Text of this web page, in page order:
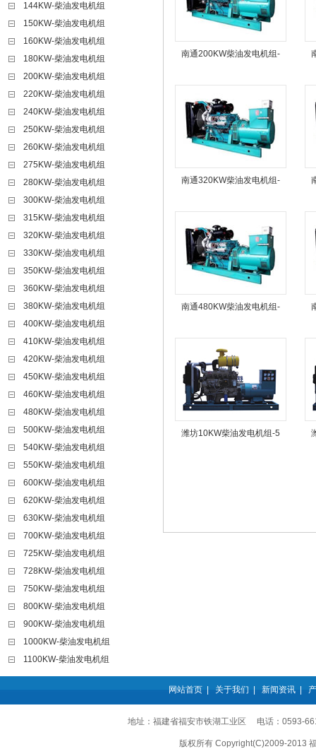
144KW-柴油发电机组
150KW-柴油发电机组
160KW-柴油发电机组
180KW-柴油发电机组
200KW-柴油发电机组
220KW-柴油发电机组
240KW-柴油发电机组
250KW-柴油发电机组
260KW-柴油发电机组
275KW-柴油发电机组
280KW-柴油发电机组
300KW-柴油发电机组
315KW-柴油发电机组
320KW-柴油发电机组
330KW-柴油发电机组
350KW-柴油发电机组
360KW-柴油发电机组
380KW-柴油发电机组
400KW-柴油发电机组
410KW-柴油发电机组
420KW-柴油发电机组
450KW-柴油发电机组
460KW-柴油发电机组
480KW-柴油发电机组
500KW-柴油发电机组
540KW-柴油发电机组
550KW-柴油发电机组
600KW-柴油发电机组
620KW-柴油发电机组
630KW-柴油发电机组
700KW-柴油发电机组
725KW-柴油发电机组
728KW-柴油发电机组
750KW-柴油发电机组
800KW-柴油发电机组
900KW-柴油发电机组
1000KW-柴油发电机组
1100KW-柴油发电机组
南通200KW柴油发电机组-
南通320KW柴油发电机组-
南通480KW柴油发电机组-
潍坊10KW柴油发电机组-5
网站首页| 关于我们 新闻资讯|
地址：福建省福安市铁湖工业区 电话：0593-
版权所有 Copyright(C)2009-2013